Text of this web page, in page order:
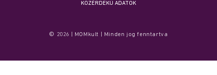
KÖZÉRDEKŰ ADATOK
© 2026 | MOMkult | Minden jog fenntartva